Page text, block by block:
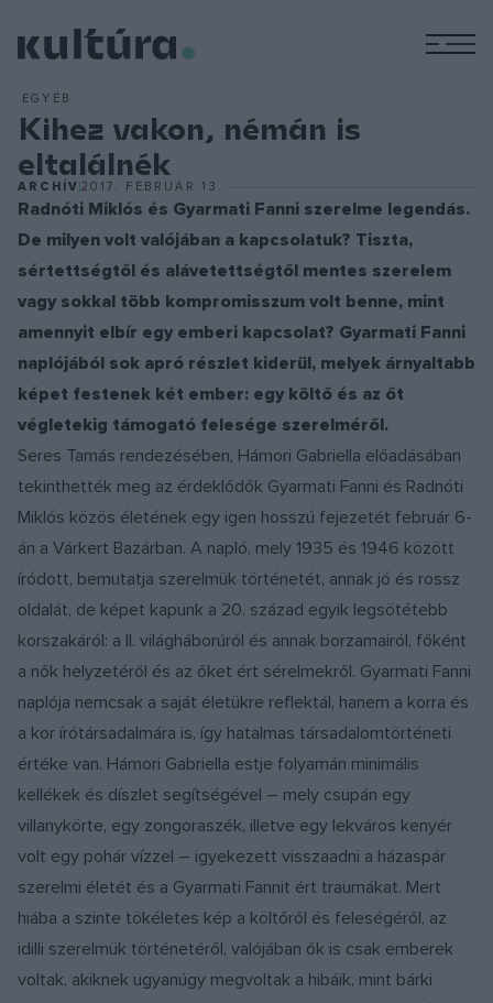
EGYÉB
Kihez vakon, némán is
eltalálnék
ARCHÍV2017. FEBRUÁR 13.
Radnóti Miklós és Gyarmati Fanni szerelme legendás.
De milyen volt valójában a kapcsolatuk? Tiszta,
sértettségtől és alávetettségtől mentes szerelem
vagy sokkal több kompromisszum volt benne, mint
amennyit elbír egy emberi kapcsolat? Gyarmati Fanni
naplójából sok apró részlet kiderül, melyek árnyaltabb
képet festenek két ember: egy költő és az őt
végletekig támogató felesége szerelméről.
Seres Tamás rendezésében, Hámori Gabriella előadásában
tekinthették meg az érdeklődők Gyarmati Fanni és Radnóti
Miklós közös életének egy igen hosszú fejezetét február 6-
án a Várkert Bazárban. A napló, mely 1935 és 1946 között
íródott, bemutatja szerelmük történetét, annak jó és rossz
oldalát, de képet kapunk a 20. század egyik legsötétebb
korszakáról: a II. világháborúról és annak borzamairól, főként
a nők helyzetéről és az őket ért sérelmekről. Gyarmati Fanni
naplója nemcsak a saját életükre reflektál, hanem a korra és
a kor írótársadalmára is, így hatalmas társadalomtörténeti
értéke van. Hámori Gabriella estje folyamán minimális
kellékek és díszlet segítségével – mely csupán egy
villanykörte, egy zongoraszék, illetve egy lekváros kenyér
volt egy pohár vízzel – igyekezett visszaadni a házaspár
szerelmi életét és a Gyarmati Fannit ért traumákat. Mert
hiába a szinte tökéletes kép a költőről és feleségéről, az
idilli szerelmük történetéről, valójában ők is csak emberek
voltak, akiknek ugyanúgy megvoltak a hibáik, mint bárki